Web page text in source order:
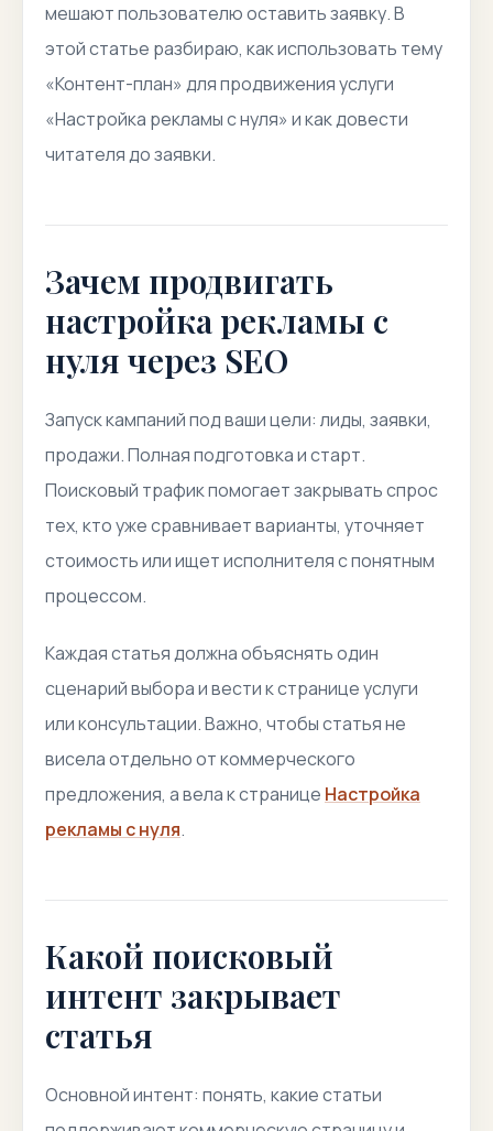
мешают пользователю оставить заявку. В
этой статье разбираю, как использовать тему
«Контент-план» для продвижения услуги
«Настройка рекламы с нуля» и как довести
читателя до заявки.
Зачем продвигать
настройка рекламы с
нуля через SEO
Запуск кампаний под ваши цели: лиды, заявки,
продажи. Полная подготовка и старт.
Поисковый трафик помогает закрывать спрос
тех, кто уже сравнивает варианты, уточняет
стоимость или ищет исполнителя с понятным
процессом.
Каждая статья должна объяснять один
сценарий выбора и вести к странице услуги
или консультации. Важно, чтобы статья не
висела отдельно от коммерческого
предложения, а вела к странице Настройка
рекламы с нуля.
Какой поисковый
интент закрывает
статья
Основной интент: понять, какие статьи